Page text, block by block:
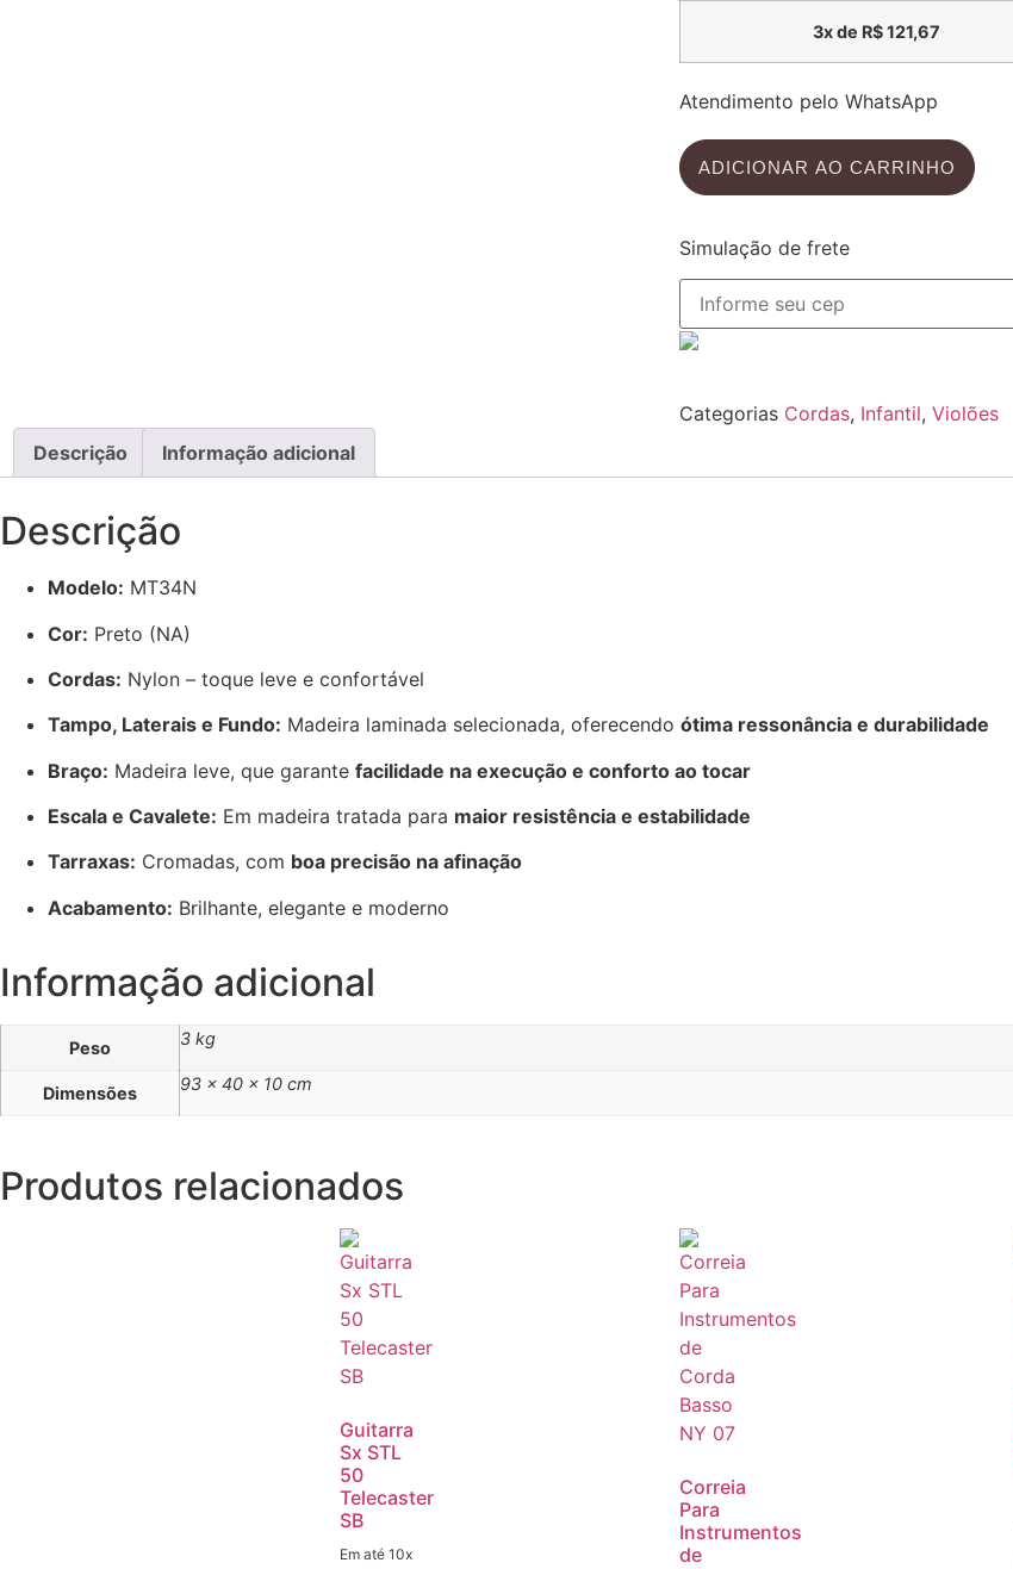
3x de R$121,67
Atendimento pelo WhatsApp
ADICIONAR AO CARRINHO
Simulação de frete
Categorias Cordas, Infantil, Violões
Descrição
Informação adicional
Descrição
Modelo: MT34N
Cor: Preto (NA)
Cordas: Nylon – toque leve e confortável
Tampo, Laterais e Fundo: Madeira laminada selecionada, oferecendo ótima ressonância e durabilidade
Braço: Madeira leve, que garante facilidade na execução e conforto ao tocar
Escala e Cavalete: Em madeira tratada para maior resistência e estabilidade
Tarraxas: Cromadas, com boa precisão na afinação
Acabamento: Brilhante, elegante e moderno
Informação adicional
Peso 3 kg
Dimensões 93 × 40 × 10 cm
Produtos relacionados
Guitarra
Sx STL
50
Telecaster
SB
Em até 10x
Correia
Para
Instrumentos
de